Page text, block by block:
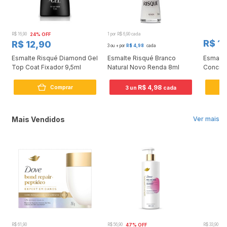
R$ 16,90 24% OFF
R$ 12,90
Esmalte Risqué Diamond Gel
Top Coat Fixador 9,5ml
Comprar
1 por R$ 6,90 cada
3 ou + por R$ 4,98 cada
Esmalte Risqué Branco
Natural Novo Renda 8ml
3 un R$ 4,98 cada
R$
Ver mais
Mais Vendidos
R$ 61,90 R$ 56,90 47% OFF R$ 33,90